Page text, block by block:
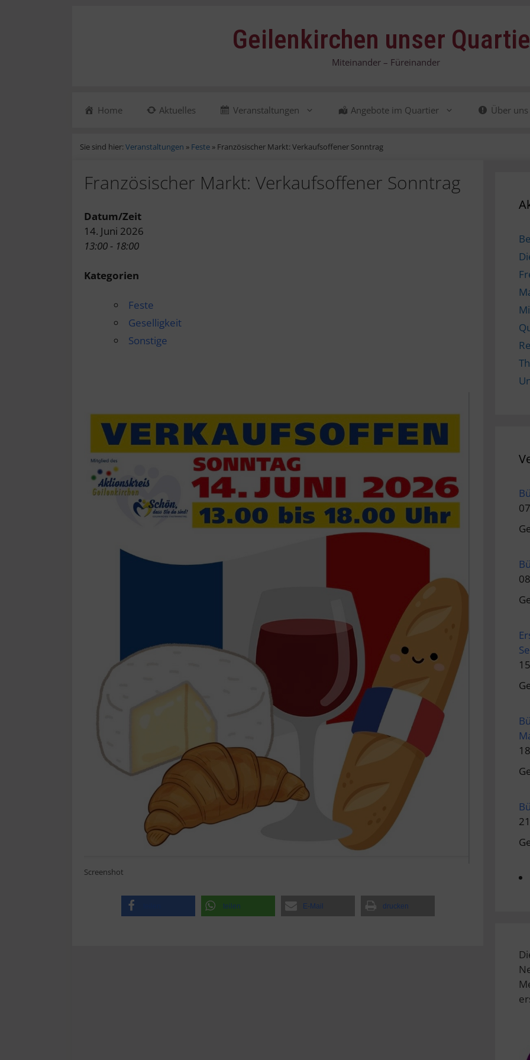
Geilenkirchen unser
Miteinander – Füreinander
Home Aktuelles Veranstaltungen Angebote im Quartier Über uns
Sie sind hier: Veranstaltungen » Feste » Französischer Markt: Verkaufsoffener Sonntrag
Französischer Markt: Verkaufsoffener Sonntrag
Datum/Zeit
14. Juni 2026
13:00 - 18:00
Kategorien
Feste
Geselligkeit
Sonstige
Screenshot
teilen E-Mail drucken